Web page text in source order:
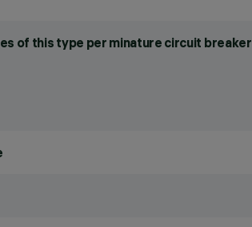
of this type per minature circuit breaker